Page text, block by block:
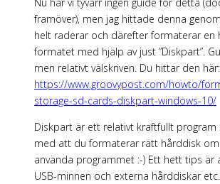
framöver), men jag hittade denna
helt raderar och därefter formaterar en
formatet med hjälp av just ”Diskpart”.
men relativt välskriven. Du hittar den här:
https://www.groovypost.com/howto/
storage-sd-cards-diskpart-windows-10/
Diskpart är ett relativt kraftfullt program
med att du formaterar rätt hårddisk
använda programmet :-) Ett hett tips är
USB-minnen och externa hårddiskar